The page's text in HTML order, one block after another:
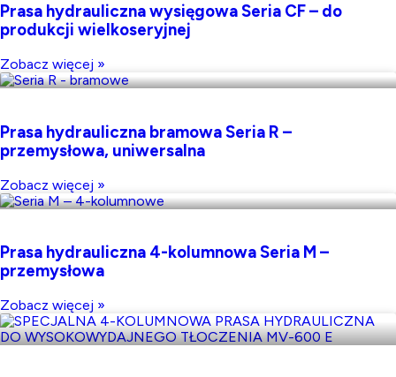
Prasa hydrauliczna wysięgowa Seria CF – do
produkcji wielkoseryjnej
Zobacz więcej »
Prasa hydrauliczna bramowa Seria R –
przemysłowa, uniwersalna
Zobacz więcej »
Prasa hydrauliczna 4-kolumnowa Seria M –
przemysłowa
Zobacz więcej »